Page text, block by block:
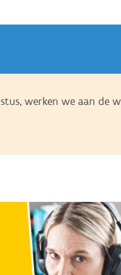
werken we aan de